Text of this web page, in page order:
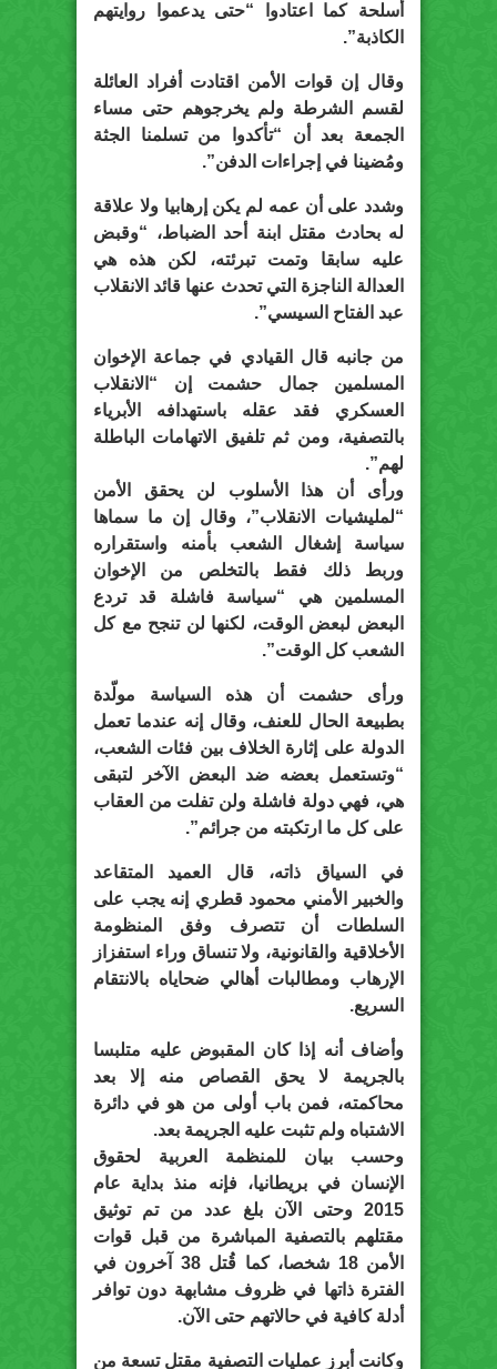
أسلحة كما اعتادوا “حتى يدعموا روايتهم
الكاذبة”.
وقال إن قوات الأمن اقتادت أفراد العائلة
لقسم الشرطة ولم يخرجوهم حتى مساء
الجمعة بعد أن “تأكدوا من تسلمنا الجثة
ومُضينا في إجراءات الدفن”.
وشدد على أن عمه لم يكن إرهابيا ولا علاقة
له بحادث مقتل ابنة أحد الضباط، “وقبض
عليه سابقا وتمت تبرئته، لكن هذه هي
العدالة الناجزة التي تحدث عنها قائد الانقلاب
عبد الفتاح السيسي”.
من جانبه قال القيادي في جماعة الإخوان
المسلمين جمال حشمت إن “الانقلاب
العسكري فقد عقله باستهدافه الأبرياء
بالتصفية، ومن ثم تلفيق الاتهامات الباطلة
لهم”.
ورأى أن هذا الأسلوب لن يحقق الأمن
“لمليشيات الانقلاب”، وقال إن ما سماها
سياسة إشغال الشعب بأمنه واستقراره
وربط ذلك فقط بالتخلص من الإخوان
المسلمين هي “سياسة فاشلة قد تردع
البعض لبعض الوقت، لكنها لن تنجح مع كل
الشعب كل الوقت”.
ورأى حشمت أن هذه السياسة مولّدة
بطبيعة الحال للعنف، وقال إنه عندما تعمل
الدولة على إثارة الخلاف بين فئات الشعب،
“وتستعمل بعضه ضد البعض الآخر لتبقى
هي، فهي دولة فاشلة ولن تفلت من العقاب
على كل ما ارتكبته من جرائم”.
في السياق ذاته، قال العميد المتقاعد
والخبير الأمني محمود قطري إنه يجب على
السلطات أن تتصرف وفق المنظومة
الأخلاقية والقانونية، ولا تنساق وراء استفزاز
الإرهاب ومطالبات أهالي ضحاياه بالانتقام
السريع.
وأضاف أنه إذا كان المقبوض عليه متلبسا
بالجريمة لا يحق القصاص منه إلا بعد
محاكمته، فمن باب أولى من هو في دائرة
الاشتباه ولم تثبت عليه الجريمة بعد.
وحسب بيان للمنظمة العربية لحقوق
الإنسان في بريطانيا، فإنه منذ بداية عام
2015 وحتى الآن بلغ عدد من تم توثيق
مقتلهم بالتصفية المباشرة من قبل قوات
الأمن 18 شخصا، كما قُتل 38 آخرون في
الفترة ذاتها في ظروف مشابهة دون توافر
أدلة كافية في حالاتهم حتى الآن.
وكانت أبرز عمليات التصفية مقتل تسعة من